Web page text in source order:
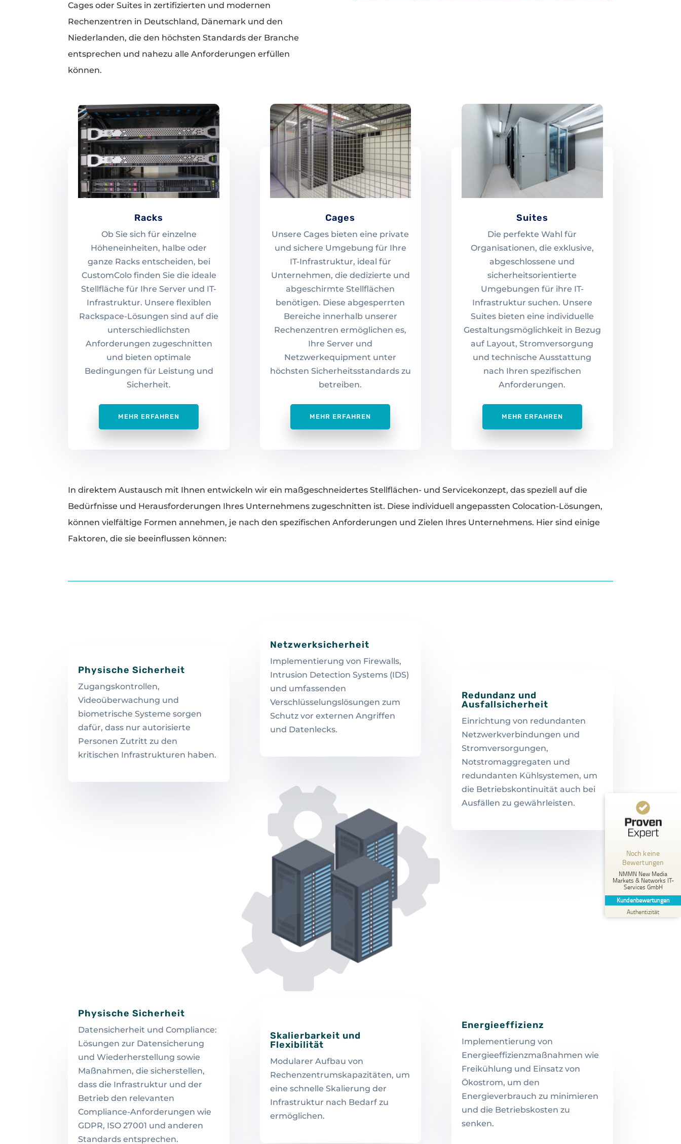
Cages oder Suites in zertifizierten und modernen
Rechenzentren in Deutschland, Dänemark und den
Niederlanden, die den höchsten Standards der Branche
entsprechen und nahezu alle Anforderungen erfüllen
können.
Racks
Ob Sie sich für einzelne
Höheneinheiten, halbe oder
ganze Racks entscheiden, bei
CustomColo finden Sie die ideale
Stellfläche für Ihre Server und IT-
Infrastruktur. Unsere flexiblen
Rackspace-Lösungen sind auf die
unterschiedlichsten
Anforderungen zugeschnitten
und bieten optimale
Bedingungen für Leistung und
Sicherheit.
MEHR ERFAHREN
Cages
Unsere Cages bieten eine private
und sichere Umgebung für Ihre
IT-Infrastruktur, ideal für
Unternehmen, die dedizierte und
abgeschirmte Stellflächen
benötigen. Diese abgesperrten
Bereiche innerhalb unserer
Rechenzentren ermöglichen es,
Ihre Server und
Netzwerkequipment unter
höchsten Sicherheitsstandards zu
betreiben.
MEHR ERFAHREN
Suites
Die perfekte Wahl für
Organisationen, die exklusive,
abgeschlossene und
sicherheitsorientierte
Umgebungen für ihre IT-
Infrastruktur suchen. Unsere
Suites bieten eine individuelle
Gestaltungsmöglichkeit in Bezug
auf Layout, Stromversorgung
und technische Ausstattung
nach Ihren spezifischen
Anforderungen.
MEHR ERFAHREN
In direktem Austausch mit Ihnen entwickeln wir ein maßgeschneidertes Stellflächen- und Servicekonzept, das speziell auf die
Bedürfnisse und Herausforderungen Ihres Unternehmens zugeschnitten ist. Diese individuell angepassten Colocation-Lösungen,
können vielfältige Formen annehmen, je nach den spezifischen Anforderungen und Zielen Ihres Unternehmens. Hier sind einige
Faktoren, die sie beeinflussen können:
Physische Sicherheit
Zugangskontrollen,
Videoüberwachung und
biometrische Systeme sorgen
dafür, dass nur autorisierte
Personen Zutritt zu den
kritischen Infrastrukturen haben.
Netzwerksicherheit
Implementierung von Firewalls,
Intrusion Detection Systems (IDS)
und umfassenden
Verschlüsselungslösungen zum
Schutz vor externen Angriffen
und Datenlecks.
Redundanz und
Ausfallsicherheit
Einrichtung von redundanten
Netzwerkverbindungen und
Stromversorgungen,
Notstromaggregaten und
redundanten Kühlsystemen, um
die Betriebskontinuität auch bei
Ausfällen zu gewährleisten.
Physische Sicherheit
Datensicherheit und Compliance:
Lösungen zur Datensicherung
und Wiederherstellung sowie
Maßnahmen, die sicherstellen,
dass die Infrastruktur und der
Betrieb den relevanten
Compliance-Anforderungen wie
GDPR, ISO 27001 und anderen
Standards entsprechen.
Skalierbarkeit und
Flexibilität
Modularer Aufbau von
Rechenzentrumskapazitäten, um
eine schnelle Skalierung der
Infrastruktur nach Bedarf zu
ermöglichen.
Energieeffizienz
Implementierung von
Energieeffizienzmaßnahmen wie
Freikühlung und Einsatz von
Ökostrom, um den
Energieverbrauch zu minimieren
und die Betriebskosten zu
senken.
Noch keine
Bewertungen
NMMN New Media
Markets & Networks IT-
Services GmbH
Kundenbewertungen
Authentizität
Kundenbewertungen und Erfahrungen zu
NMMN New Media Markets & Networks IT-Services GmbH
Erfahren Sie mehr über dieses Bewertungssiegel
01.01.1970